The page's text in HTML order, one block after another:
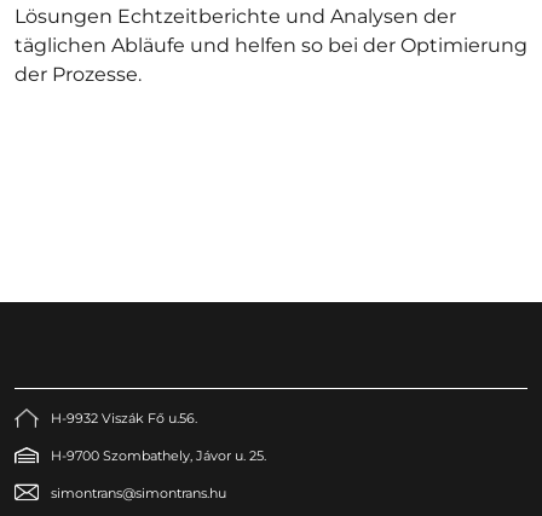
Lösungen Echtzeitberichte und Analysen der
täglichen Abläufe und helfen so bei der Optimierung
der Prozesse.
H-9932 Viszák Fő u.56.
H-9700 Szombathely, Jávor u. 25.
simontrans@simontrans.hu